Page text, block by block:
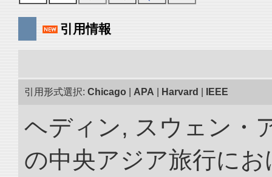
引用情報
引用形式選択: Chicago APA Harvard IEEE
ヘディン, スウェン・
の中央アジア旅行にお